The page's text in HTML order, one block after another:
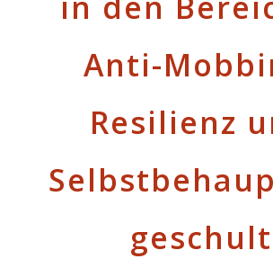
Anti-
Resilienz
geschult